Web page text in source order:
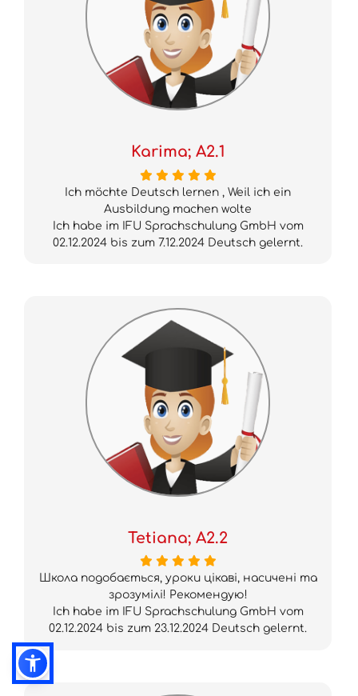
Karima; A2.1
Ich möchte Deutsch lernen , Weil ich ein
Ausbildung machen wolte
Ich habe im IFU Sprachschulung GmbH vom
02.12.2024 bis zum 7.12.2024 Deutsch gelernt.
Tetiana; A2.2
Школа подобається, уроки цікаві, насичені та
зрозумілі! Рекомендую!
Ich habe im IFU Sprachschulung GmbH vom
02.12.2024 bis zum 23.12.2024 Deutsch gelernt.